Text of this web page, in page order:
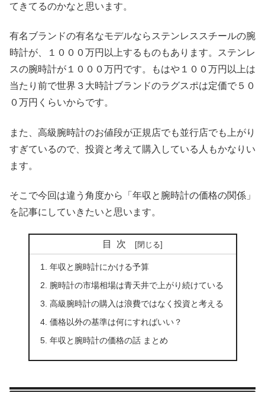
てきてるのかなと思います。
有名ブランドの有名なモデルならステンレススチールの腕
時計が、１０００万円以上するものもあります。ステンレ
スの腕時計が１０００万円です。もはや１００万円以上は
当たり前で世界３大時計ブランドのラグスポは定価で５０
０万円くらいからです。
また、高級腕時計のお値段が正規店でも並行店でも上がり
すぎているので、投資と考えて購入している人もかなりい
ます。
そこで今回は違う角度から「年収と腕時計の価格の関係」
を記事にしていきたいと思います。
目次
年収と腕時計にかける予算
腕時計の市場相場は青天井で上がり続けている
高級腕時計の購入は浪費ではなく投資と考える
価格以外の基準は何にすればいい？
年収と腕時計の価格の話 まとめ